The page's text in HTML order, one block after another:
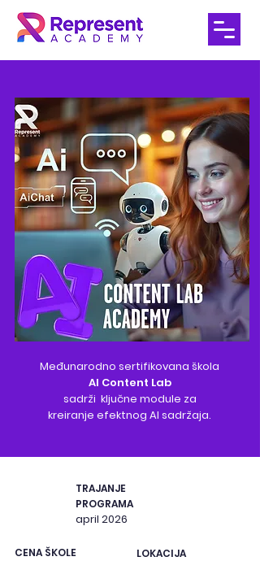
Međunarodno sertifikovana škola
AI Content Lab
sadrži ključne module za
kreiranje efektnog AI sadržaja.
TRAJANJE
PROGRAMA
april 2026
CENA ŠKOLE
LOKACIJA